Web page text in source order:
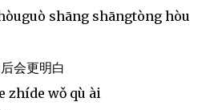
shāng shāngtòng hòu
会更明白
zhíde wǒ qù ài